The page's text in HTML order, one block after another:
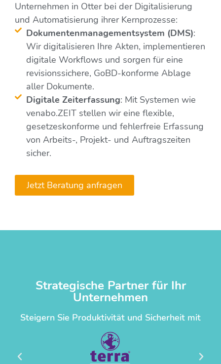
Unternehmen in Otter bei der Digitalisierung
und Automatisierung ihrer Kernprozesse:
Dokumentenmanagementsystem (DMS):
Wir digitalisieren Ihre Akten, implementieren
digitale Workflows und sorgen für eine
revisionssichere, GoBD-konforme Ablage
aller Dokumente.
Digitale Zeiterfassung: Mit Systemen wie
venabo.ZEIT stellen wir eine flexible,
gesetzeskonforme und fehlerfreie Erfassung
von Arbeits-, Projekt- und Auftragszeiten
sicher.
Jetzt Beratung anfragen
Strategische Partner für Ihr
Unternehmen
Steigern Sie Produktivität und Sicherheit mit